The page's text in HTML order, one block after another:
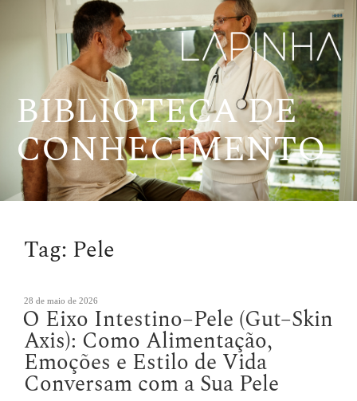
BIBLIOTECA DE
CONHECIMENTO
Tag: Pele
Publicado
em
28 de maio de 2026
O Eixo Intestino–Pele (Gut–Skin
Axis): Como Alimentação,
Emoções e Estilo de Vida
Conversam com a Sua Pele